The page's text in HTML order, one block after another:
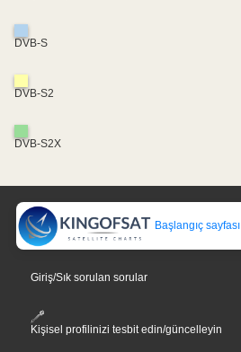
DVB-S
DVB-S2
DVB-S2X
Başlangıç sayfası
Giriş/Sık sorulan sorular
Kişisel profilinizi tesbit edin/güncelleyin